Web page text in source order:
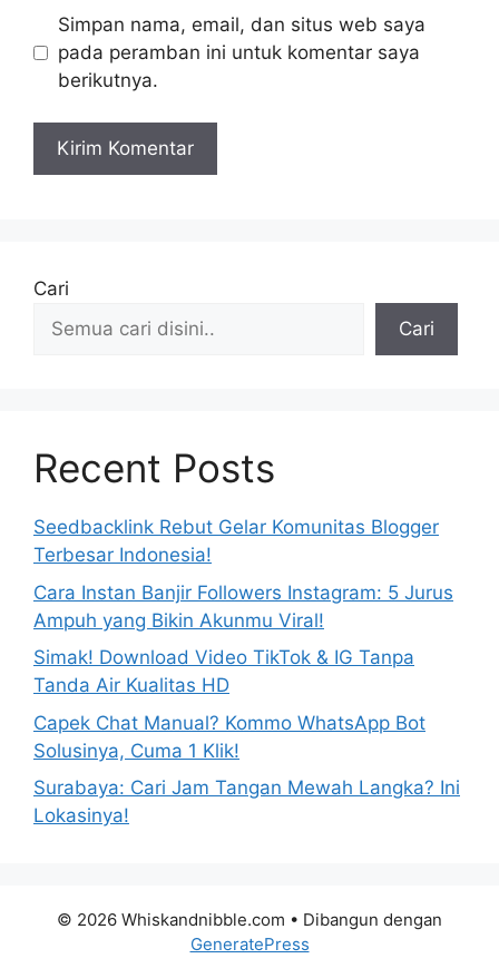
Simpan nama, email, dan situs web saya
pada peramban ini untuk komentar saya
berikutnya.
Cari
Cari
Recent Posts
Seedbacklink Rebut Gelar Komunitas Blogger
Terbesar Indonesia!
Cara Instan Banjir Followers Instagram: 5 Jurus
Ampuh yang Bikin Akunmu Viral!
Simak! Download Video TikTok & IG Tanpa
Tanda Air Kualitas HD
Capek Chat Manual? Kommo WhatsApp Bot
Solusinya, Cuma 1 Klik!
Surabaya: Cari Jam Tangan Mewah Langka? Ini
Lokasinya!
© 2026 Whiskandnibble.com • Dibangun dengan
GeneratePress